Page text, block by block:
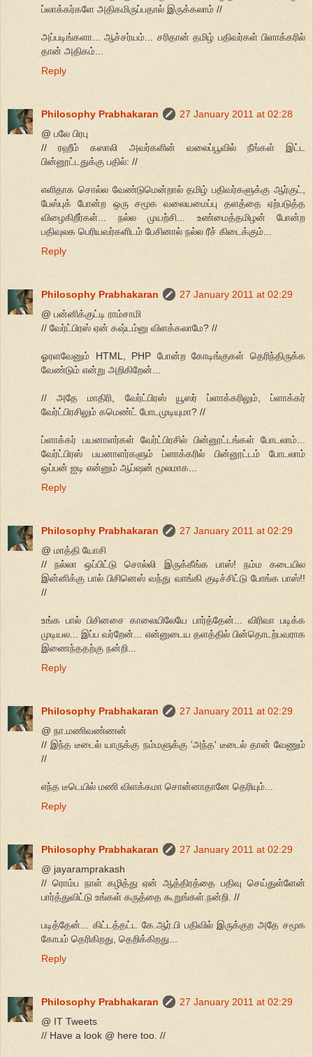
ப்லாக்கர்களே அதிகமிருப்பதால் இருக்கலாம் //
அப்படிங்களா... ஆச்சர்யம்... சரிதான் தமிழ் பதிவர்கள் பிளாக்கரில்
தான் அதிகம்...
Reply
Philosophy Prabhakaran
27 January 2011 at 02:28
@ பலே பிரபு
// ரஹீம் கஸாலி அவர்களின் வலைப்பூவில் நீங்கள் இட்ட
பின்னூட்டதுக்கு பதில்: //
எளிதாக சொல்ல வேண்டுமென்றால் தமிழ் பதிவர்களுக்கு ஆர்குட்,
பேஸ்புக் போன்ற ஒரு சமூக வலையமைப்பு தளத்தை ஏற்படுத்த
விழைகிறீர்கள்... நல்ல முயற்சி... உண்மைத்தமிழன் போன்ற
பதிவுலக பெரியவர்களிடம் பேசினால் நல்ல ரீச் கிடைக்கும்...
Reply
Philosophy Prabhakaran
27 January 2011 at 02:29
@ பன்னிக்குட்டி ராம்சாமி
// வேர்ட்பிரஸ் ஏன் கஷ்டம்னு விளக்கலாமே? //
ஓரளவேனும் HTML, PHP போன்ற கோடிங்குகள் தெரிந்திருக்க
வேண்டும் என்று அறிகிறேன்...
// அதே மாதிரி, வேர்ட்பிரஸ் யூஸர் ப்ளாக்கரிலும், ப்ளாக்கர்
வேர்ட்பிரசிலும் கமெண்ட் போடமுடியுமா? //
ப்ளாக்கர் பயனாளர்கள் வேர்ட்பிரசில் பின்னூட்டங்கள் போடலாம்...
வேர்ட்பிரஸ் பயனாளர்களும் ப்ளாக்கரில் பின்னூட்டம் போடலாம்
ஒப்பன் ஐடி என்னும் ஆப்ஷன் மூலமாக...
Reply
Philosophy Prabhakaran
27 January 2011 at 02:29
@ மாத்தி யோசி
// நல்லா ஒப்பிட்டு சொல்லி இருக்கீங்க பாஸ்! நம்ம கடையில
இன்னிக்கு பால் பிசினெஸ் வந்து வாங்கி குடிச்சிட்டு போங்க பாஸ்!!
//
உங்க பால் பிசினசை காலையிலேயே பார்த்தேன்... விரிவா படிக்க
முடியல... இப்ப வர்றேன்... என்னுடைய தளத்தில் பின்தொடற்பவராக
இணைந்ததற்கு நன்றி...
Reply
Philosophy Prabhakaran
27 January 2011 at 02:29
@ நா.மணிவண்ணன்
// இந்த டீடைல் யாருக்கு நம்மளுக்கு 'அந்த' டீடைல் தான் வேணும்
//
எந்த டீடெயில் மணி விளக்கமா சொன்னாதானே தெரியும்...
Reply
Philosophy Prabhakaran
27 January 2011 at 02:29
@ jayaramprakash
// ரொம்ப நாள் கழித்து ஏன் ஆத்திரத்தை பதிவு செய்துள்ளேன்
பார்த்துவிட்டு உங்கள் கருத்தை கூறுங்கள்.நன்றி. //
படித்தேன்... கிட்டத்தட்ட கே.ஆர்.பி பதிவில் இருக்குற அதே சமூக
கோபம் தெரிகிறது, தெறிக்கிறது...
Reply
Philosophy Prabhakaran
27 January 2011 at 02:29
@ IT Tweets
// Have a look @ here too. //